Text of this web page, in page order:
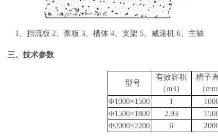
1 、挡流板 2 、浆板 3 、槽体 4 、支架 5 、减速机 6 、主轴
三、 技术参数
型号
有效容积
（m3）
槽子
（mm
Φ1000×1500
1
Φ1500×1800
2.93
Φ2000×2200
6